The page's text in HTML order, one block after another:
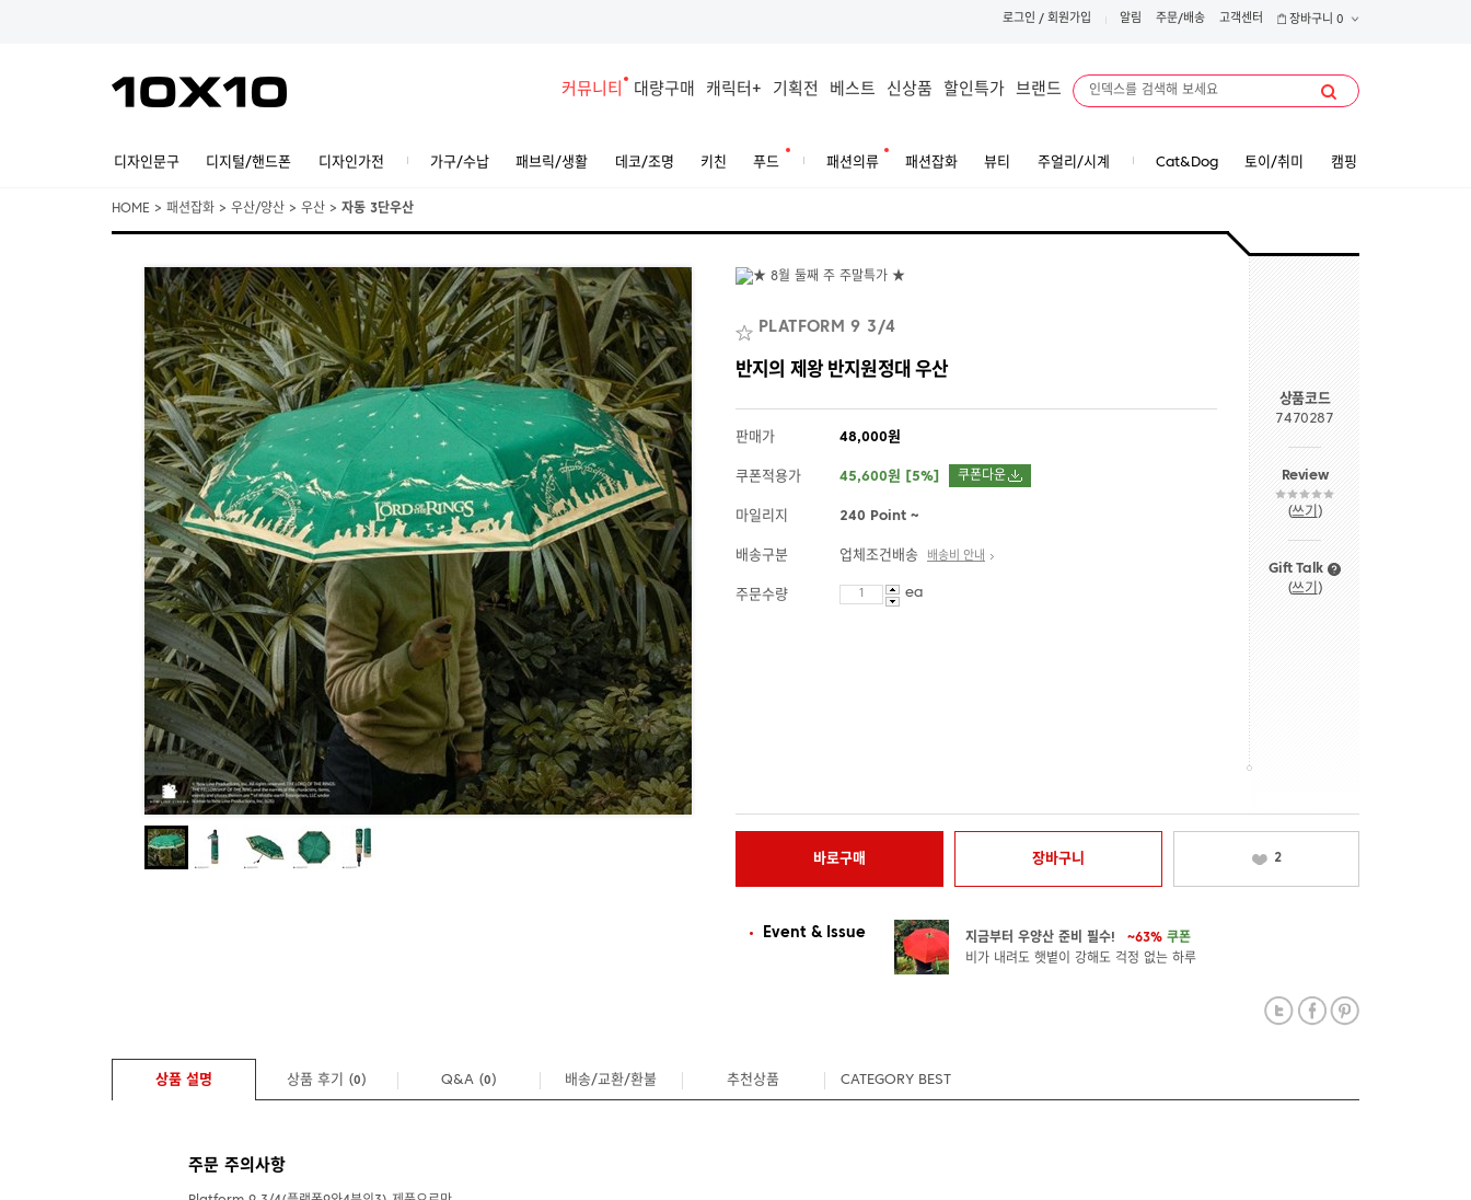
로그인 / 회원가입 알림 주문/배송 고객센터 장바구니 0
커뮤니티 대량구매 캐릭터+ 기획전 베스트 신상품 할인특가 브랜드
디자인문구 디지털/핸드폰 디자인가전 가구/수납 패브릭/생활 데코/조명 키친 푸드 패션의류 패션잡화 뷰티 주얼리/시계 Cat&Dog 토이/취미 캠핑
HOME > 패션잡화 > 우산/양산 > 우산 > 자동 3단우산
PLATFORM 9 3/4
반지의 제왕 반지원정대 우산
판매가 48,000원
쿠폰적용가 45,600원 [5%] 쿠폰다운
마일리지 240 Point ~
배송구분 업체조건배송 배송비 안내
주문수량 ea
상품코드
7470287
Review
(쓰기 )
Gift Talk
(쓰기 )
바로구매 장바구니 2
Event & Issue 지금부터 우양산 준비 필수! ~63% 쿠폰
비가 내려도 햇볕이 강해도 걱정 없는 하루
상품 설명 상품 후기 (0) Q&A (0) 배송/교환/환불 추천상품 CATEGORY BEST
주문 주의사항